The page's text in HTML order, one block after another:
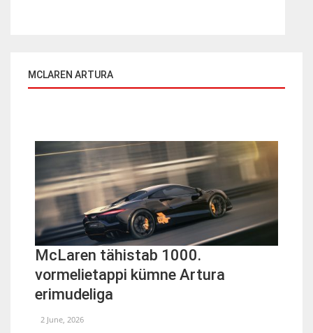
MCLAREN ARTURA
McLaren tähistab 1000.
vormelietappi kümne Artura
erimudeliga
2 June, 2026